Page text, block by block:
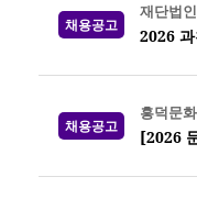
채용공고
재단법
2026
채용공고
흥덕문
[2026